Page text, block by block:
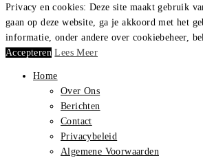
Medical Effects
Home
Over Ons
Berichten
Contact
Privacybeleid
Algemene Voorwaarden
Privacy en cookies: Deze site maakt gebruik
gaan op deze website, ga je akkoord met het
informatie, onder andere over cookiebeheer,
Accepteren Lees Meer